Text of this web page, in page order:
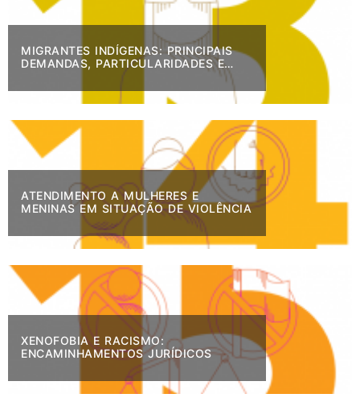
MIGRANTES INDÍGENAS: PRINCIPAIS
DEMANDAS, PARTICULARIDADES E
ATENDIMENTO A MULHERES E
MENINAS EM SITUAÇÃO DE VIOLÊNCIA
XENOFOBIA E RACISMO:
ENCAMINHAMENTOS JURÍDICOS